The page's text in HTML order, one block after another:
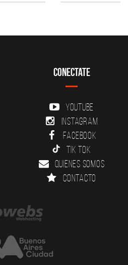
Conectate
YouTube
Instagram
Facebook
Tik Tok
Quienes somos
Contacto